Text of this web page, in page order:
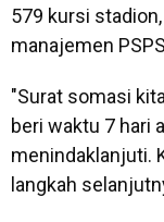
579 kursi
manajemen
"Surat somasi
beri waktu 7 hari
menindaklanjuti.
langkah